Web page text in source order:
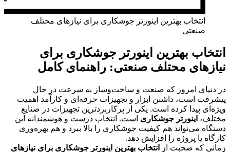
انتخاب بهترین اینورتر جوشکاری برای نیازهای محتلف
صنعتی
انتخاب بهترین اینورتر جوشکاری برای
نیازهای محتلف صنعتی: راهنمای کامل
در دنیای امروز که صنعت و ساخت‌وساز به سرعت در حال
پیشرفت است، داشتن ابزار و تجهیزات حرفه‌ای و کارآمد اهمیت
ویژه‌ای پیدا کرده است. یکی از پرکاربردترین تجهیزات در صنایع
مختلف، اینورتر جوشکاری است. انتخاب درست و هوشمندانه این
دستگاه می‌تواند هم کیفیت جوشکاری را بالا ببرد و هم بهره‌وری
کارگاه یا پروژه را افزایش دهد.
زمانی که صحبت از
انتخاب بهترین اینورتر جوشکاری برای نیازهای